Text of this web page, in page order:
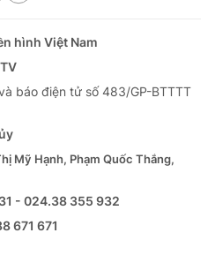
hình Việt Nam
báo điện tử số 483/GP-BTTTT
Mỹ Hạnh, Phạm Quốc Thắng,
- 024.38 355 932
671 671